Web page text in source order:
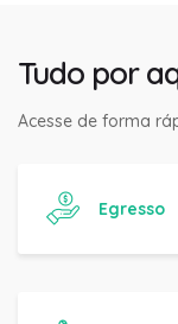
Tudo por
Acesse de forma
Egresso